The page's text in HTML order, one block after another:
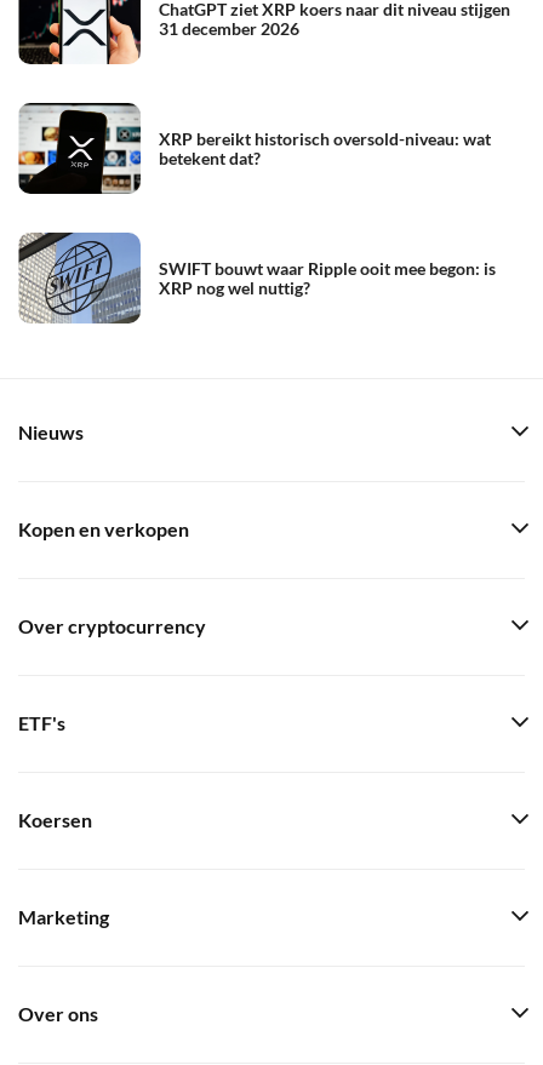
ChatGPT ziet XRP koers naar dit niveau stijgen
31 december 2026
XRP bereikt historisch oversold-niveau: wat
betekent dat?
SWIFT bouwt waar Ripple ooit mee begon: is
XRP nog wel nuttig?
Nieuws
Kopen en verkopen
Over cryptocurrency
ETF's
Koersen
Marketing
Over ons